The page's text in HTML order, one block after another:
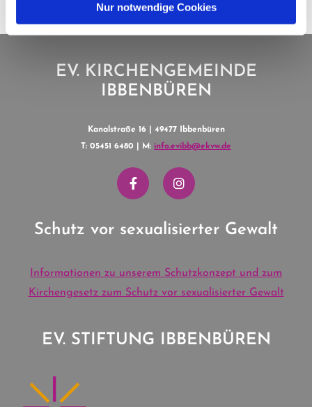
Nur notwendige Cookies
EV. KIRCHENGEMEINDE
IBBENBÜREN
Kanalstraße 16 | 49477 Ibbenbüren
T: 05451 6480 | M: info.evibb@ekvw.de
Schutz vor sexualisierter Gewalt
Informationen zu unserem Schutzkonzept und zum
Kirchengesetz zum Schutz vor sexualisierter Gewalt
EV. STIFTUNG IBBENBÜREN